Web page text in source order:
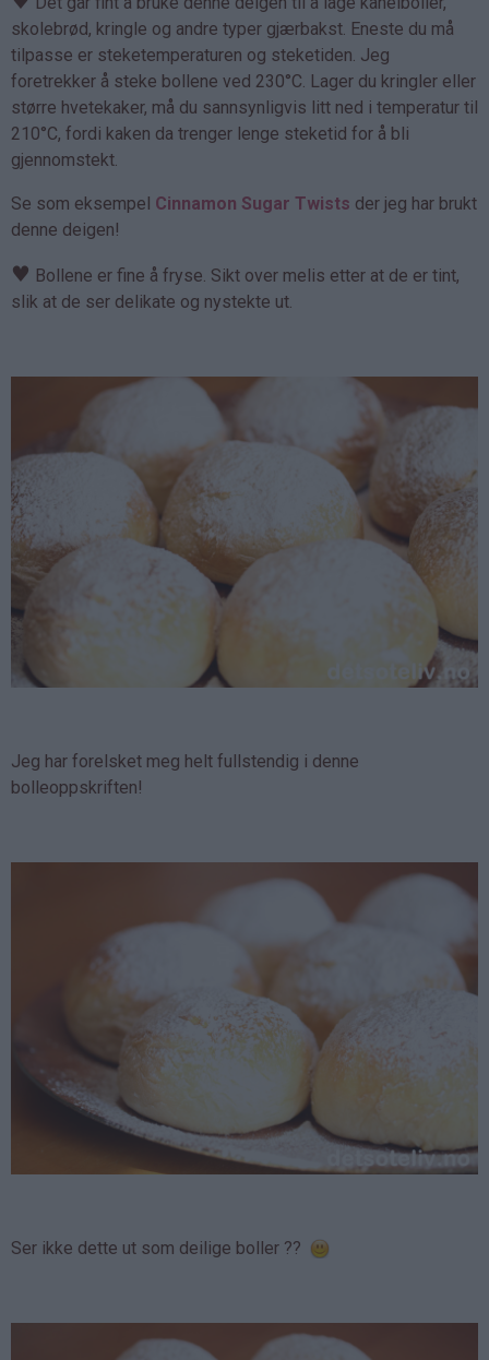
skolebrød, kringle og andre typer gjærbakst. Eneste du må
tilpasse er steketemperaturen og steketiden. Jeg
foretrekker å steke bollene ved 230°C. Lager du kringler eller
større hvetekaker, må du sannsynligvis litt ned i temperatur til
210°C, fordi kaken da trenger lenge steketid for å bli
gjennomstekt.
Se som eksempel Cinnamon Sugar Twists der jeg har brukt
denne deigen!
♥ Bollene er fine å fryse. Sikt over melis etter at de er tint,
slik at de ser delikate og nystekte ut.
Jeg har forelsket meg helt fullstendig i denne
bolleoppskriften!
Ser ikke dette ut som deilige boller ??